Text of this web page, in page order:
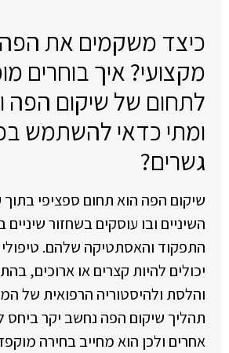
כיצד משקמים את הפה
מקצועי? איך בוחרים
לתחום של שיקום הפה
ומתי כדאי להשתמש
גשרים?
שיקום הפה הוא תחום ספציפי בתוך
השיניים ובו עוסקים בשחזור
התפקוד והאסתטיקה שלהם.
יכולים להיות קצרים או ארוכים,
והלסת ולהיסטוריה הרפואית של
תהליך שיקום הפה נחשב יקר ביחס
אחרים ולכן הוא מחייב בחירה